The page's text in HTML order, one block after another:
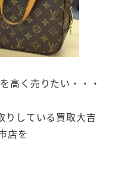
高く売りたい・・・
りしている買取大吉
店を